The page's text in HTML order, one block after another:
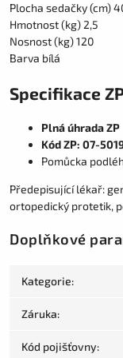
Plocha sedačky (cm)
Hmotnost (kg) 2,5
Nosnost (kg) 120
Barva bílá
Specifikace
Plná úhrada ZP
Kód ZP: 07-
Pomůcka
Předepisující lékař:
ortopedický protetik,
Doplňkové
Kategorie:
Záruka:
Kód pojišťovny: